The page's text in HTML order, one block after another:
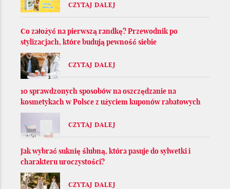
CZYTAJ DALEJ
Co założyć na pierwszą randkę? Przewodnik po
stylizacjach, które budują pewność siebie
CZYTAJ DALEJ
10 sprawdzonych sposobów na oszczędzanie na
kosmetykach w Polsce z użyciem kuponów rabatowych
CZYTAJ DALEJ
Jak wybrać suknię ślubną, która pasuje do sylwetki i
charakteru uroczystości?
CZYTAJ DALEJ